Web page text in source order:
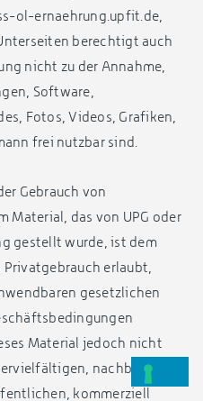
ol-ernaehrung.upfit.de,
berechtigt auch
nicht zu der Annahme,
Software,
Fotos, Videos, Grafiken,
frei nutzbar sind.
Gebrauch von
Material, das von UPG oder
gestellt wurde, ist dem
erlaubt,
gesetzlichen
Material jedoch nicht
nachbilden,
kommerziell